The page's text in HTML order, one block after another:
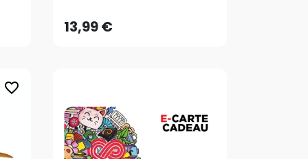
13,99 €AJOUTER AU PANIER
favorite_border